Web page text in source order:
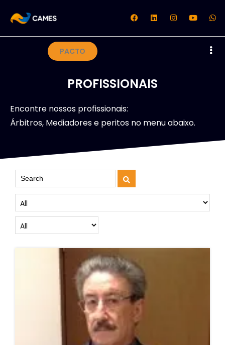
PACTO
PROFISSIONAIS
Encontre nossos profissionais:
Árbitros, Mediadores e peritos no menu abaixo.